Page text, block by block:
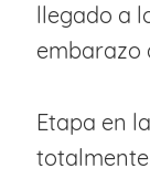
llegado a
embarazo
Etapa en